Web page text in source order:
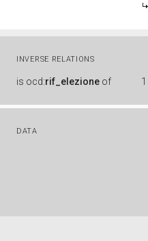
INVERSE RELATIONS
is ocd:rif_elezione of
DATA